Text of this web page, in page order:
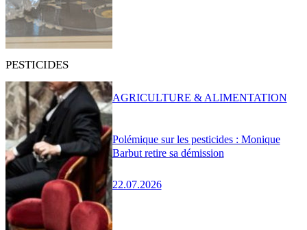
PESTICIDES
Polémique sur les pesticides : Monique
Barbut retire sa démission
22.07.2026
AGRICULTURE & ALIMENTATION